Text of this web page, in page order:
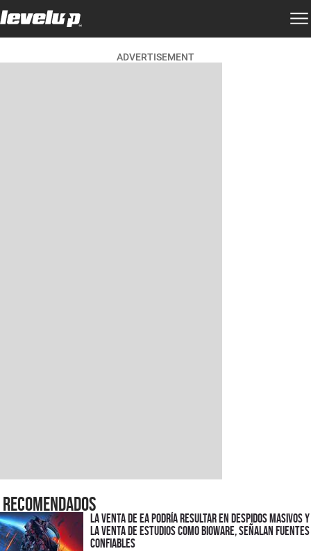
ADVERTISEMENT
Recomendados
La venta de EA podría resultar en despidos masivos y
la venta de estudios como BioWare, señalan fuentes
confiables